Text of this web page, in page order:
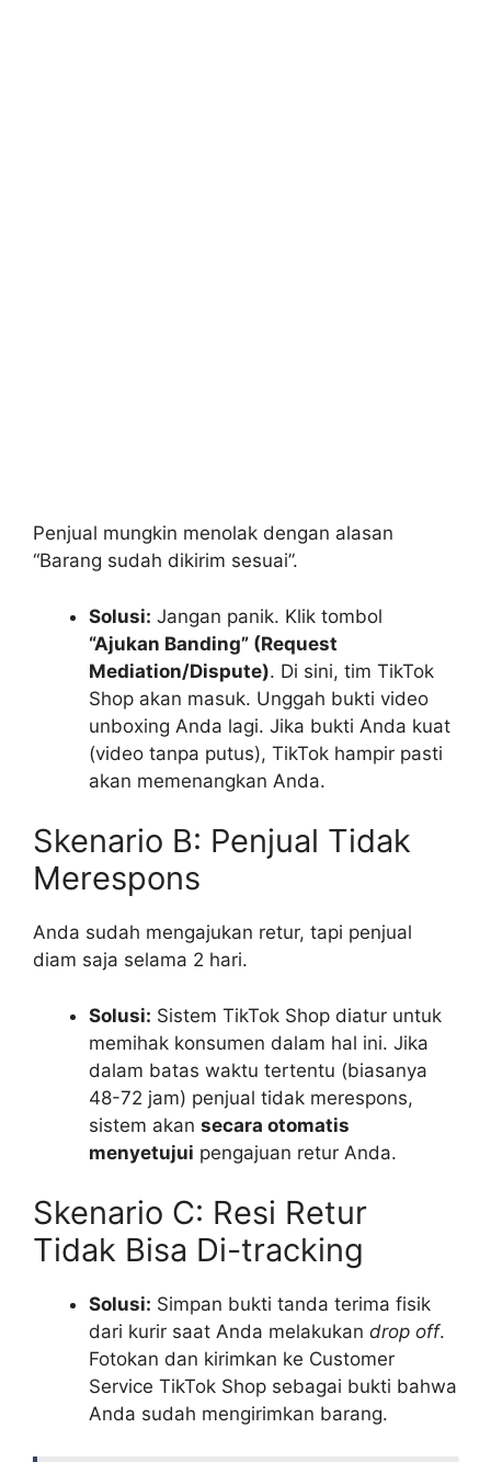
Penjual mungkin menolak dengan alasan
“Barang sudah dikirim sesuai”.
Solusi: Jangan panik. Klik tombol
“Ajukan Banding” (Request
Mediation/Dispute). Di sini, tim TikTok
Shop akan masuk. Unggah bukti video
unboxing Anda lagi. Jika bukti Anda kuat
(video tanpa putus), TikTok hampir pasti
akan memenangkan Anda.
Skenario B: Penjual Tidak
Merespons
Anda sudah mengajukan retur, tapi penjual
diam saja selama 2 hari.
Solusi: Sistem TikTok Shop diatur untuk
memihak konsumen dalam hal ini. Jika
dalam batas waktu tertentu (biasanya
48-72 jam) penjual tidak merespons,
sistem akan secara otomatis
menyetujui pengajuan retur Anda.
Skenario C: Resi Retur
Tidak Bisa Di-tracking
Solusi: Simpan bukti tanda terima fisik
dari kurir saat Anda melakukan drop off.
Fotokan dan kirimkan ke Customer
Service TikTok Shop sebagai bukti bahwa
Anda sudah mengirimkan barang.